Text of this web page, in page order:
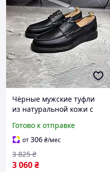
Чёрные мужские туфли
из натуральной кожи с
для весны и осени
модель 2410/1
Готово к отправке
от306₴/мес
3 060₴
3 825 ₴